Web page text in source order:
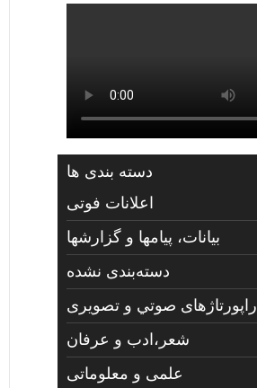
دسته بندی ها
اعلانات فوتی
بیانات، پیامها و گزارشها
دسته‌بندی نشده
راپورتاژهای صوتي و تصويری
شعر،ادب و عرفان
علمی و معلوماتی